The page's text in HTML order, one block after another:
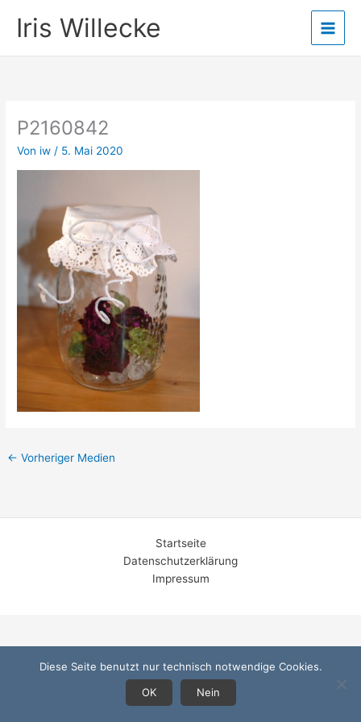
InhaltIris Willecke
P2160842
Von iw / 5. Mai 2020
← Vorheriger Medien
Startseite
Datenschutzerklärung
Impressum
Diese Seite benutzt nur technisch notwendige Cookies.
OK
Nein